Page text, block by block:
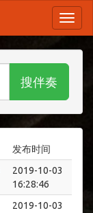
搜伴奏
发布时间
2019-10-03
16:28:46
2019-10-03